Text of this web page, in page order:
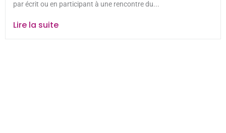
par écrit ou en participant à une rencontre du...
Lire la suite